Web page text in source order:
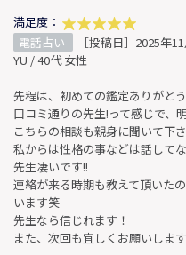
満足度：
電話占い
［投稿日］2025年
YU / 40代 女性
先程は、初めての鑑定ありがと
口コミ通りの先生!って感じで、
こちらの相談も親身に聞いて下
私からは性格の事などは話して
先生凄いです!!
連絡が来る時期も教えて頂いた
います笑
先生なら信じれます！
また、次回も宜しくお願いしま